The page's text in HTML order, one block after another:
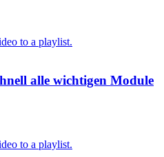
to a playlist.
alle wichtigen Module
to a playlist.